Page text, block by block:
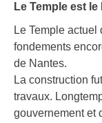
Le Temple est
Le Temple
fondements
de Nantes.
La construction
travaux.
gouvernement et